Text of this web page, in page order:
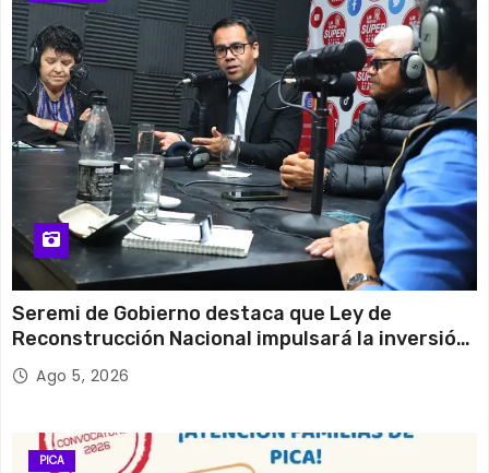
Seremi de Gobierno destaca que Ley de
Reconstrucción Nacional impulsará la inversión
y el empleo en Tarapacá
Ago 5, 2026
PICA